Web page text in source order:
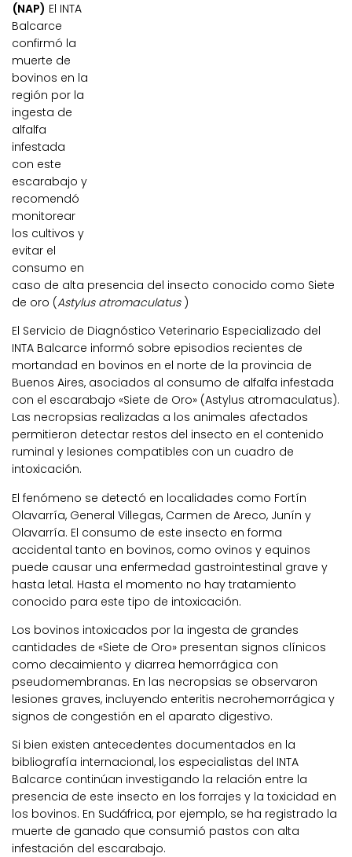
(NAP) El INTA
Balcarce
confirmó la
muerte de
bovinos en la
región por la
ingesta de
alfalfa
infestada
con este
escarabajo y
recomendó
monitorear
los cultivos y
evitar el
consumo en
caso de alta presencia del insecto conocido como Siete
de oro (Astylus atromaculatus)
El Servicio de Diagnóstico Veterinario Especializado del
INTA Balcarce informó sobre episodios recientes de
mortandad en bovinos en el norte de la provincia de
Buenos Aires, asociados al consumo de alfalfa infestada
con el escarabajo «Siete de Oro» (Astylus atromaculatus).
Las necropsias realizadas a los animales afectados
permitieron detectar restos del insecto en el contenido
ruminal y lesiones compatibles con un cuadro de
intoxicación.
El fenómeno se detectó en localidades como Fortín
Olavarría, General Villegas, Carmen de Areco, Junín y
Olavarría. El consumo de este insecto en forma
accidental tanto en bovinos, como ovinos y equinos
puede causar una enfermedad gastrointestinal grave y
hasta letal. Hasta el momento no hay tratamiento
conocido para este tipo de intoxicación.
Los bovinos intoxicados por la ingesta de grandes
cantidades de «Siete de Oro» presentan signos clínicos
como decaimiento y diarrea hemorrágica con
pseudomembranas. En las necropsias se observaron
lesiones graves, incluyendo enteritis necrohemorrágica y
signos de congestión en el aparato digestivo.
Si bien existen antecedentes documentados en la
bibliografía internacional, los especialistas del INTA
Balcarce continúan investigando la relación entre la
presencia de este insecto en los forrajes y la toxicidad en
los bovinos. En Sudáfrica, por ejemplo, se ha registrado la
muerte de ganado que consumió pastos con alta
infestación del escarabajo.